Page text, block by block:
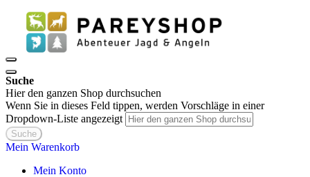
Suche
Hier den ganzen Shop durchsuchen
Wenn Sie in dieses Feld tippen, werden Vorschläge in einer
Dropdown-Liste angezeigt
Suche
Mein Warenkorb
Mein Konto